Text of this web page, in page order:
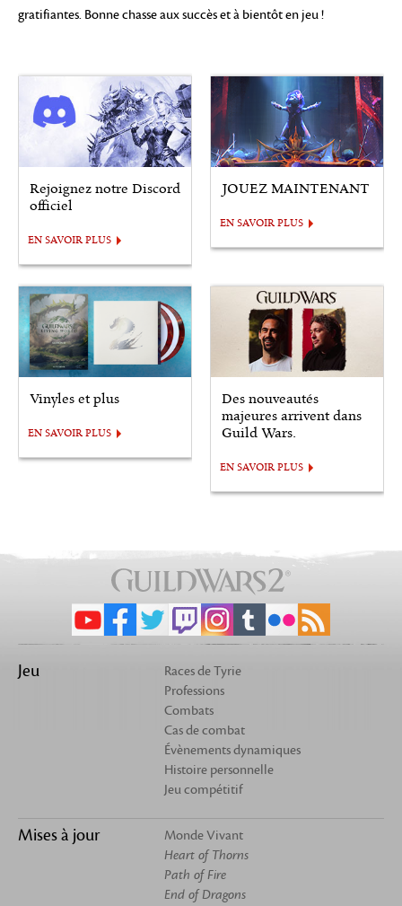
gratifiantes. Bonne chasse aux succès et à bientôt en jeu !
Rejoignez notre Discord
officiel
EN SAVOIR PLUS
JOUEZ MAINTENANT
EN SAVOIR PLUS
Vinyles et plus
EN SAVOIR PLUS
Des nouveautés
majeures arrivent dans
Guild Wars.
EN SAVOIR PLUS
Jeu
Races de Tyrie
Professions
Combats
Cas de combat
Évènements dynamiques
Histoire personnelle
Jeu compétitif
Mises à jour
Monde Vivant
Heart of Thorns
Path of Fire
End of Dragons